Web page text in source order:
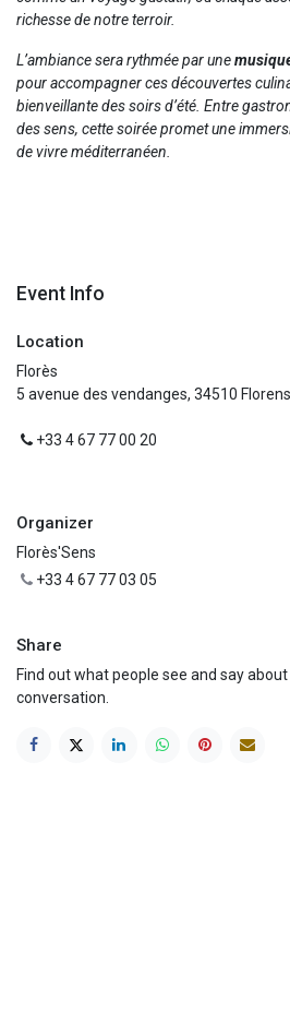
richesse de notre terroir.
L’ambiance sera rythmée par une
pour accompagner ces découvertes
bienveillante des soirs d’été. Entre
des sens, cette soirée promet une
de vivre méditerranéen.
Event Info
Location
Florès
5 avenue des vendanges, 34510
+33 4 67 77 00 20
Organizer
Florès'Sens
+33 4 67 77 03 05
Share
Find out what people see and say
conversation.